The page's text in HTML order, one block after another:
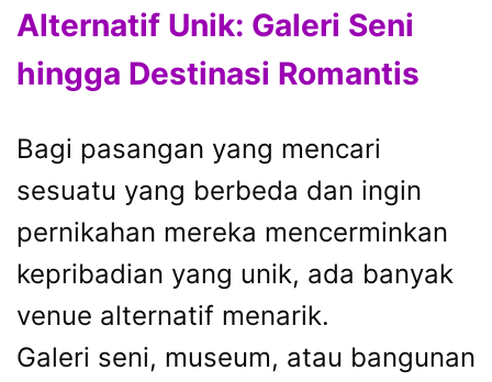
Alternatif Unik: Galeri Seni
hingga Destinasi Romantis
Bagi pasangan yang mencari
sesuatu yang berbeda dan ingin
pernikahan mereka mencerminkan
kepribadian yang unik, ada banyak
venue alternatif menarik.
Galeri seni, museum, atau bangunan